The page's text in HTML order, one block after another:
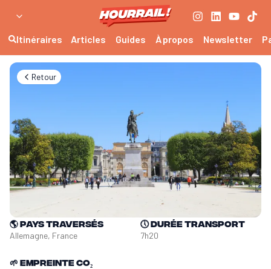
Itinéraires Articles Guides À propos Newsletter
Retour
🌎Pays traversés
Allemagne, France
🕔Durée transport
7h20
🌱 Empreinte CO₂